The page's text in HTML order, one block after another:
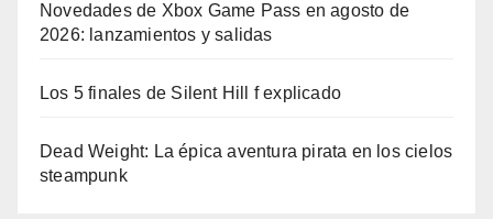
Novedades de Xbox Game Pass en agosto de
2026: lanzamientos y salidas
Los 5 finales de Silent Hill f explicado
Dead Weight: La épica aventura pirata en los cielos
steampunk